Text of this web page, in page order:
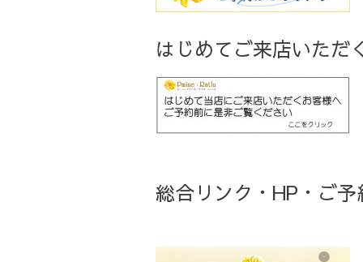
はじめてご来店いただ
総合リンク・HP・ご